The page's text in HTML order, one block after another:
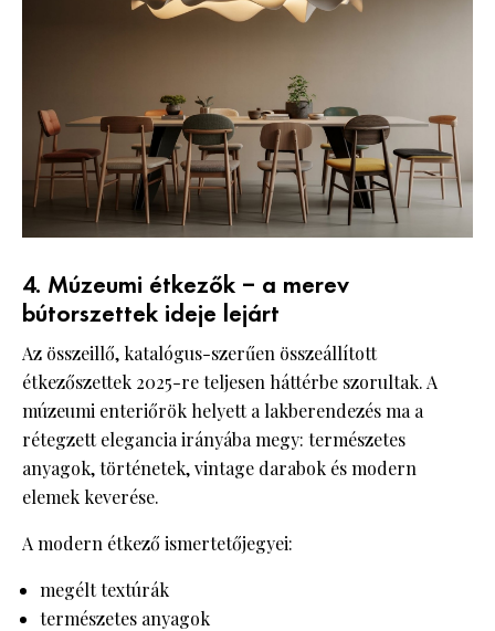
4. Múzeumi étkezők – a merev
bútorszettek ideje lejárt
Az összeillő, katalógus-szerűen összeállított
étkezőszettek 2025-re teljesen háttérbe szorultak. A
múzeumi enteriőrök helyett a lakberendezés ma a
rétegzett elegancia irányába megy: természetes
anyagok, történetek, vintage darabok és modern
elemek keverése.
A modern étkező ismertetőjegyei:
megélt textúrák
természetes anyagok